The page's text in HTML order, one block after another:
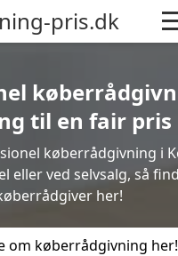
pris.dk
til en fair pris
køberrådgivning i
eller ved selvsalg, så
her!
om køberrådgivning her!